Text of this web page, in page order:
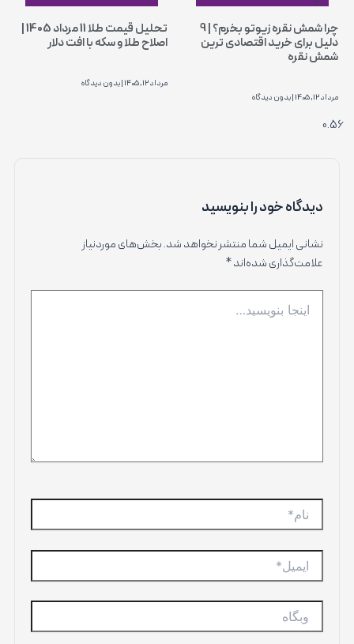
چرا شمش نقره زیوتو بخرم؟ | 9
دلیل برای خرید اقتصادی ترین
شمش نقره
مرداد 12, 1405 بدون دیدگاه
تحلیل قیمت طلا 11 مرداد 1405 |
اصلاح طلا و سکه با افت دلار
مرداد 12, 1405 بدون دیدگاه
دیدگاه‌ خود را بنویسید
نشانی ایمیل شما منتشر نخواهد شد.بخش‌های موردنیاز
علامت‌گذاری شده‌اند*
اینجا
بنویسید…
نام*
ایمیل*
وبگاه